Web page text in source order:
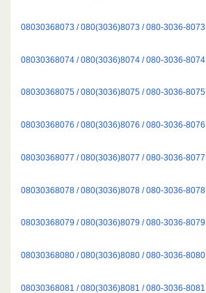
08030368073 / 080(3036)8073 / 080-3036-8073
08030368074 / 080(3036)8074 / 080-3036-8074
08030368075 / 080(3036)8075 / 080-3036-8075
08030368076 / 080(3036)8076 / 080-3036-8076
08030368077 / 080(3036)8077 / 080-3036-8077
08030368078 / 080(3036)8078 / 080-3036-8078
08030368079 / 080(3036)8079 / 080-3036-8079
08030368080 / 080(3036)8080 / 080-3036-8080
08030368081 / 080(3036)8081 / 080-3036-8081